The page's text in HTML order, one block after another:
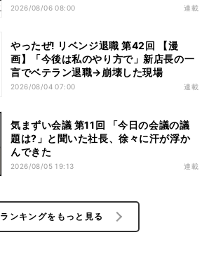
2026/08/06 08:00 連載
やったぜ! リベンジ退職 第42回 【漫
画】「今後は私のやり方で」新店長の一
言でベテラン退職→崩壊した現場
2026/08/04 07:00 連載
気まずい会議 第11回 「今日の会議の議
題は?」と聞いた社長、徐々に汗が浮か
んできた
2026/08/05 19:13 連載
ランキングをもっと見る